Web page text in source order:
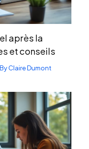
après la
et conseils
Claire Dumont